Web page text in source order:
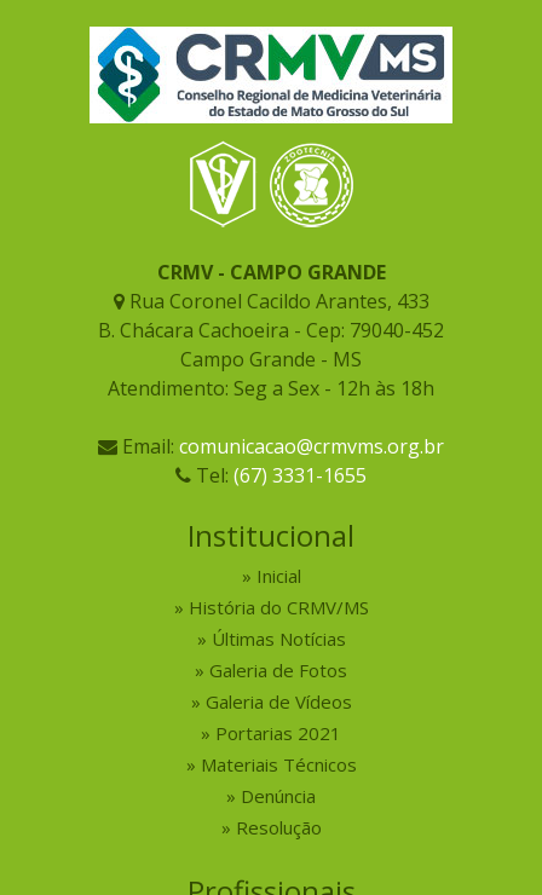
CRMV - CAMPO GRANDE
Rua Coronel Cacildo Arantes, 433
B. Chácara Cachoeira - Cep: 79040-452
Campo Grande - MS
Atendimento: Seg a Sex - 12h às 18h
Email: comunicacao@crmvms.org.br
Tel: (67) 3331-1655
Institucional
Inicial
História do CRMV/MS
Últimas Notícias
Galeria de Fotos
Galeria de Vídeos
Portarias 2021
Materiais Técnicos
Denúncia
Resolução